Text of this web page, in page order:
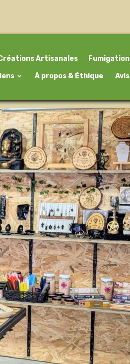
Artisanales Fumigation
À propos & Éthique Avis